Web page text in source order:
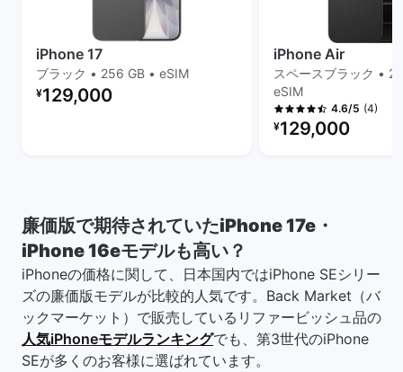
iPhone 17
ブラック • 256 GB • eSIM
リファービッシュ品の価格：
¥129,000
iPhone Air
スペースブラック •
eSIM
4.6/5 (4)
リファービッシュ品の
¥129,000
廉価版で期待されていたiPhone 17e・
iPhone 16eモデルも高い？
iPhoneの価格に関して、日本国内ではiPhone SEシリー
ズの廉価版モデルが比較的人気です。Back Market（バ
ックマーケット）で販売しているリファービッシュ品の
人気iPhoneモデルランキングでも、第3世代のiPhone
SEが多くのお客様に選ばれています。